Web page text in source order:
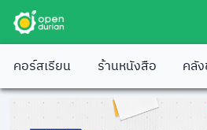
คอร์สเรียน ร้านหนังสือ คลั